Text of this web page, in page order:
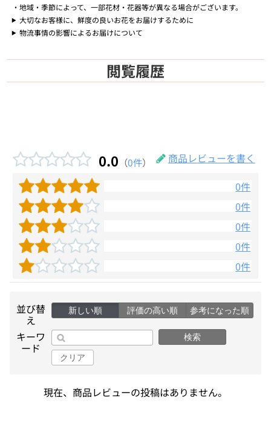
地域・季節によって、一部花材・花器等が異なる場合がございます。
大切なお客様に、鮮度の良いお花をお届けするために
物流事情の影響によるお届けについて
閲覧履歴
0.0 （0件）
商品レビューを書く
0件
0件
0件
0件
0件
並び替
え
新しい順 評価の高い順 参考になった順
キーワ
ード
検索
クリア
現在、商品レビューの投稿はありません。